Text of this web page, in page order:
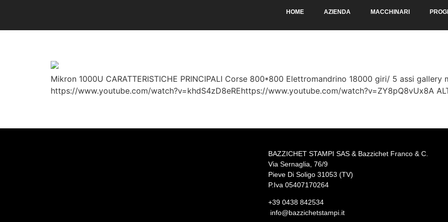
HOME AZIENDA MACCHINARI
Mikron 1000U CARATTERISTICHE PRINCIPALI Corse 800*800 Elettromandrino 18000 giri/ 5 assi
https://www.youtube.com/watch?v=khdS4zD8eREhttps://www.youtube.com/watch?v=ZY8pQ8vUx8A
BAZZICHETSTAMPI SAS& BazzichetFranco & C.
Via Sernaglia, 76/9
Pieve Di Soligo 31053 (TV)
P.Iva 05407170264
+39 0438 842534
info@bazzichetstampi.it